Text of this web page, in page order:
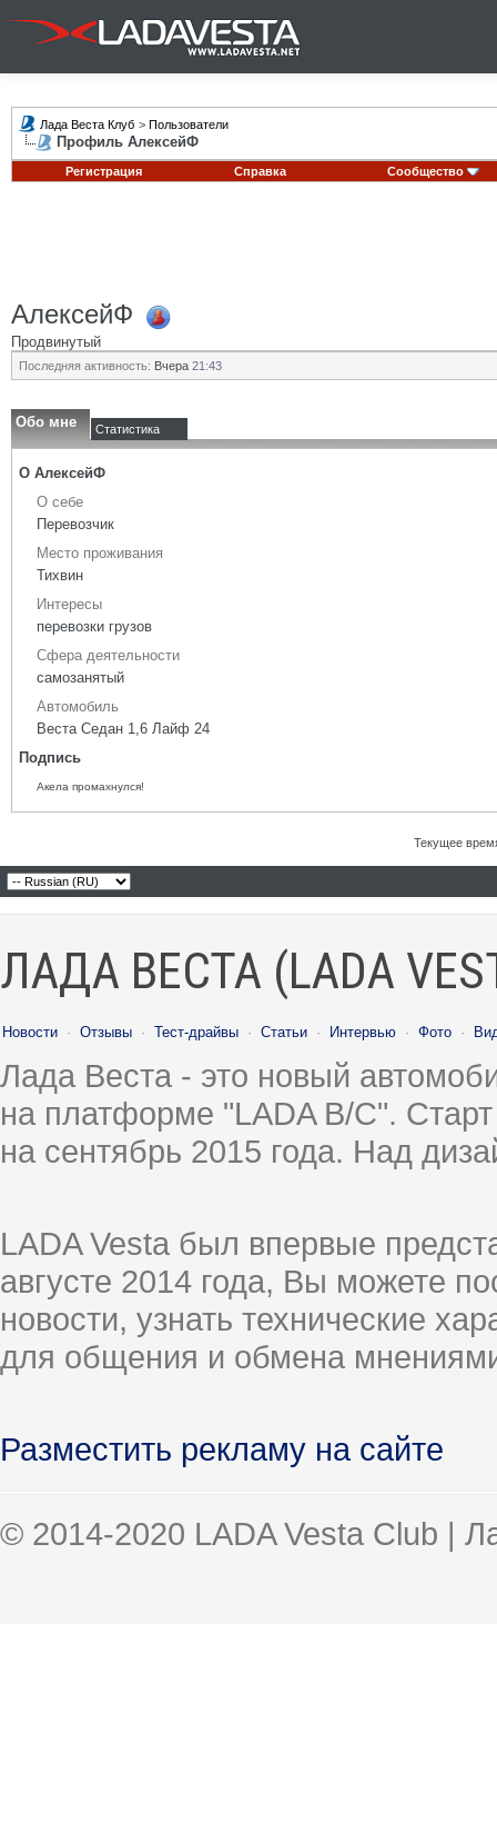
Лада Веста Клуб > Пользователи
Профиль АлексейФ
Регистрация Справка Сообщество
АлексейФ
Продвинутый
Последняя активность: Вчера 21:43
Обо мне Статистика
О АлексейФ
О себе
Перевозчик
Место проживания
Тихвин
Интересы
перевозки грузов
Сфера деятельности
самозанятый
Автомобиль
Веста Седан 1,6 Лайф 24
Подпись
Акела промахнулся!
Текущее
ЛАДА ВЕСТА (LADA
Новости · Отзывы · Тест-драйвы · Статьи · Интервью · Фото ·
Лада Веста - это новый
на платформе "LADA B/C".
на сентябрь 2015 года. Над
LADA Vesta был впервые
августе 2014 года, Вы можете
новости, узнать технические
для общения и обмена
Разместить рекламу на сайте
© 2014-2020 LADA Vesta Club |